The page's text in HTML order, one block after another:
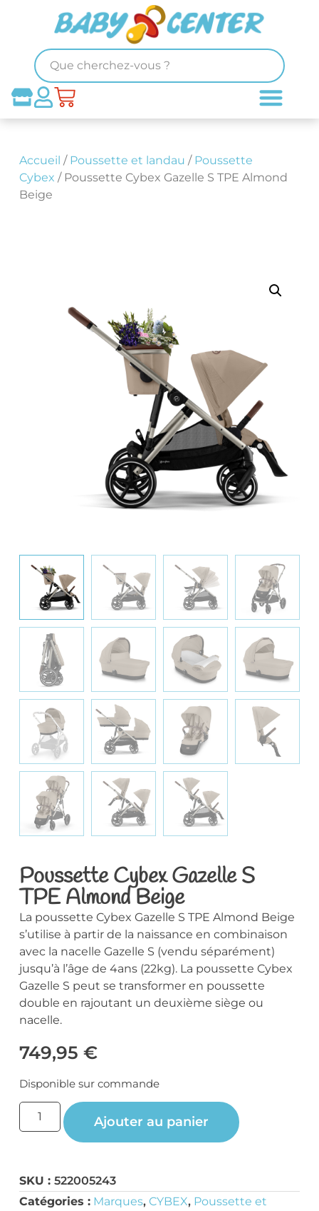
Accueil / Poussette et landau / Poussette
Cybex / Poussette Cybex Gazelle S TPE Almond
Beige
Poussette Cybex Gazelle S
TPE Almond Beige
La poussette Cybex Gazelle S TPE Almond Beige
s’utilise à partir de la naissance en combinaison
avec la nacelle Gazelle S (vendu séparément)
jusqu’à l’âge de 4ans (22kg). La poussette Cybex
Gazelle S peut se transformer en poussette
double en rajoutant un deuxième siège ou
nacelle.
749,95 €
Disponible sur commande
Ajouter au panier
SKU : 522005243
Catégories : Marques, CYBEX, Poussette et